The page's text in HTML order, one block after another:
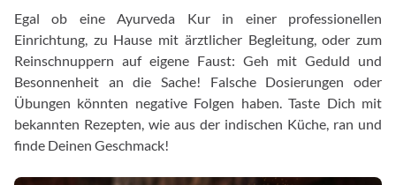
Egal ob eine Ayurveda Kur in einer professionellen
Einrichtung, zu Hause mit ärztlicher Begleitung, oder zum
Reinschnuppern auf eigene Faust: Geh mit Geduld und
Besonnenheit an die Sache! Falsche Dosierungen oder
Übungen könnten negative Folgen haben. Taste Dich mit
bekannten Rezepten, wie aus der indischen Küche, ran und
finde Deinen Geschmack!